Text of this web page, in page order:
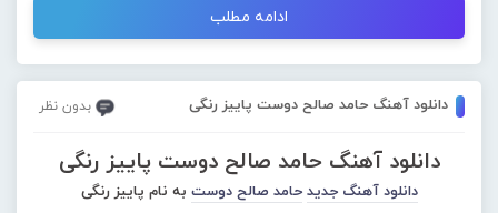
ادامه مطلب
دانلود آهنگ حامد صالح دوست پاییز رنگی بدون نظر
دانلود آهنگ حامد صالح دوست پاییز رنگی
دانلود آهنگ جدید حامد صالح دوست به نام پاییز رنگی